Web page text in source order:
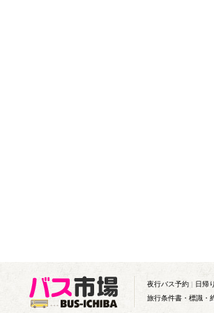
夜行バス予約 | 日帰
旅行条件書・標識・